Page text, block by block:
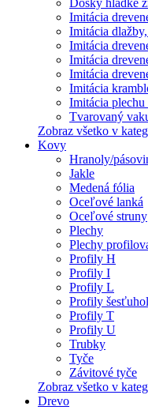
Dosky hladké
Imitácia
Imitácia
Imitácia
Imitácia
Imitácia
Imitácia
Imitácia
Tvarovaný
Zobraz všetko v
Kovy
Hranoly/
Jakle
Medená fólia
Oceľové lanká
Oceľové struny
Plechy
Plechy
Profily H
Profily I
Profily L
Profily
Profily T
Profily U
Trubky
Tyče
Závitové tyče
Zobraz všetko v
Drevo